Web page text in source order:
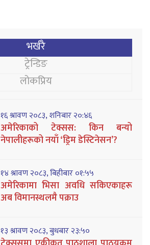
भर्खरै
ट्रेन्डिङ
लोकप्रिय
१६ श्रावण २०८३, शनिबार २०:४६
अमेरिकाको टेक्सस: किन बन्यो
नेपालीहरूको नयाँ ‘ड्रिम डेस्टिनेसन’?
१४ श्रावण २०८३, बिहीबार ०१:५५
अमेरिकामा भिसा अवधि सकिएकाहरू
अब विमानस्थलमै पक्राउ
१३ श्रावण २०८३, बुधबार २३:५०